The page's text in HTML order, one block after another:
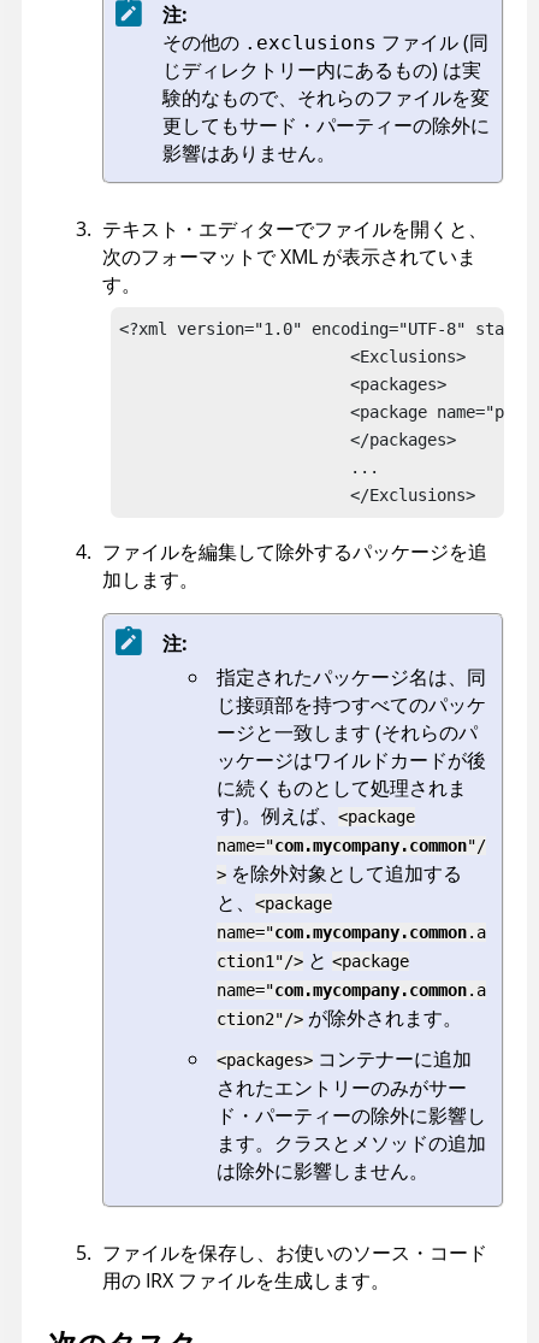
注:
その他の .exclusions ファイル (同
じディレクトリー内にあるもの) は実
験的なもので、それらのファイルを変
更してもサード・パーティーの除外に
影響はありません。
テキスト・エディターでファイルを開くと、
次のフォーマットで XML が表示されていま
す。
<?xml version="1.0" encoding="UTF-8"
                        <Exclusions>
                        <packages>
<package
                        </packages>
                        ...
                        </Exclusions>
ファイルを編集して除外するパッケージを追
加します。
注:
指定されたパッケージ名は、同
じ接頭部を持つすべてのパッケ
ージと一致します (それらのパ
ッケージはワイルドカードが後
に続くものとして処理されま
す)。例えば、
<package
name="com.mycompany.common"/
> を除外対象として追加する
と、
<package
name="com.mycompany.common.a
ction1"/> と <package
name="com.mycompany.common.a
ction2"/> が除外されます。
<packages> コンテナーに追加
されたエントリーのみがサー
ド・パーティーの除外に影響し
ます。クラスとメソッドの追加
は除外に影響しません。
ファイルを保存し、お使いのソース・コード
用の IRX ファイルを生成します。